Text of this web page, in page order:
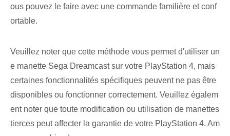
ous pouvez le faire avec une commande familière et conf
ortable.
Veuillez noter que cette méthode vous permet d'utiliser un
e manette Sega Dreamcast sur votre PlayStation 4, mais
certaines fonctionnalités spécifiques peuvent ne pas être
disponibles ou fonctionner correctement. Veuillez égalem
ent noter que toute modification ou utilisation de manettes
tierces peut affecter la garantie de votre PlayStation 4. Am